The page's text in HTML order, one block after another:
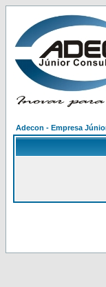
Adecon - Empresa